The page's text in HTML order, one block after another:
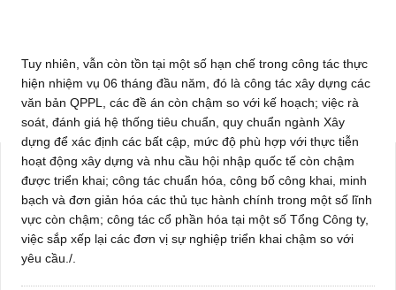
Tuy nhiên, vẫn còn tồn tại một số hạn chế trong công tác thực
hiện nhiệm vụ 06 tháng đầu năm, đó là công tác xây dựng các
văn bản QPPL, các đề án còn chậm so với kế hoạch; việc rà
soát, đánh giá hệ thống tiêu chuẩn, quy chuẩn ngành Xây
dựng để xác định các bất cập, mức độ phù hợp với thực tiễn
hoạt động xây dựng và nhu cầu hội nhập quốc tế còn chậm
được triển khai; công tác chuẩn hóa, công bố công khai, minh
bạch và đơn giản hóa các thủ tục hành chính trong một số lĩnh
vực còn chậm; công tác cổ phần hóa tại một số Tổng Công ty,
việc sắp xếp lại các đơn vị sự nghiệp triển khai chậm so với
yêu cầu./.